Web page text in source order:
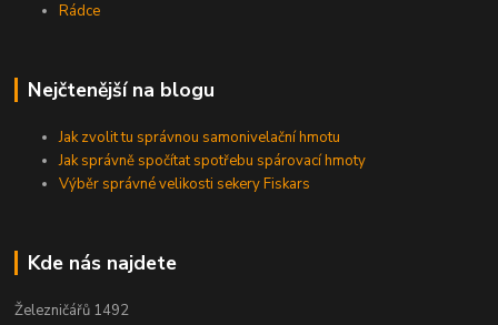
Rádce
Nejčtenější na blogu
Jak zvolit tu správnou samonivelační hmotu
Jak správně spočítat spotřebu spárovací hmoty
Výběr správné velikosti sekery Fiskars
Kde nás najdete
Železničářů 1492